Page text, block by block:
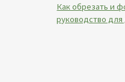
Как обрезать и
руководство для